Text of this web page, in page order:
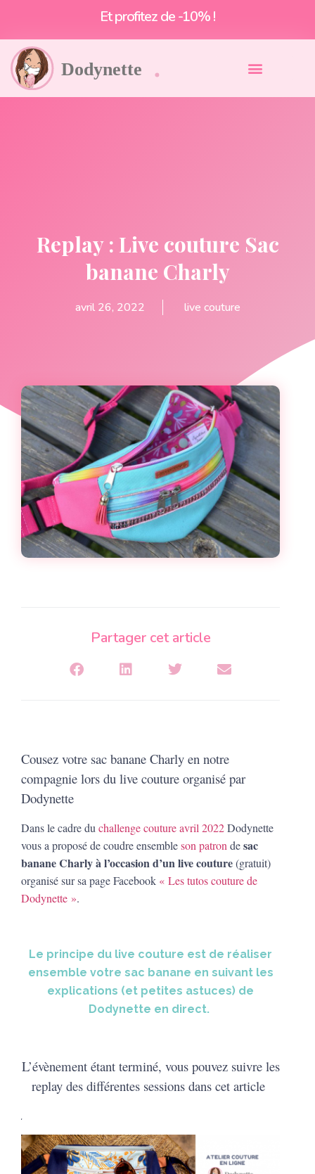
Livraison offerte à partir de 55€*
Replay : Live couture Sac
banane Charly
avril 26, 2022 live couture
Partager cet article
Cousez votre sac banane Charly en notre
compagnie lors du live couture organisé par
Dodynette
Dans le cadre du challenge couture avril 2022Dodynette
vous a proposé de coudre ensembleson patron desac
banane Charly à l’occasion d’un live couture(gratuit)
organisé sur sa page Facebook « Les tutos couture de
Dodynette ».
Le principe du live couture est de réaliser
ensemble votre sac banane en suivant les
explications (et petites astuces) de
Dodynette en direct.
L’évènement étant terminé, vous pouvez suivre les
replay des différentes sessions dans cet article
.